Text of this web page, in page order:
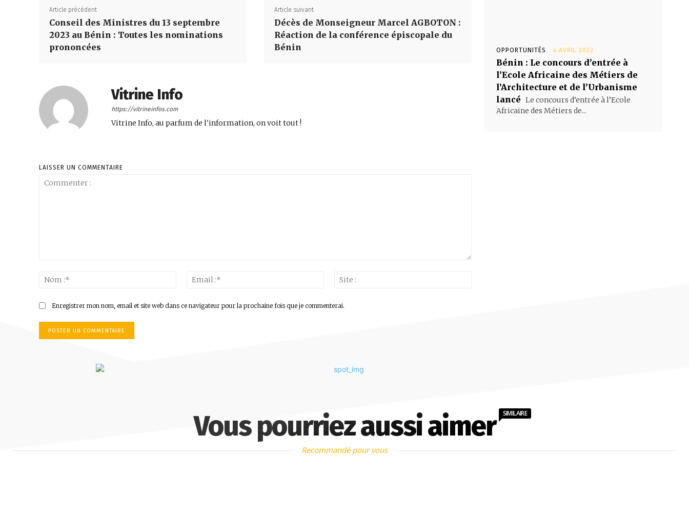
Article précédent
Conseil des Ministres du 13 septembre
2023 au Bénin : Toutes les nominations
prononcées
Article suivant
Décès de Monseigneur Marcel AGBOTON :
Réaction de la conférence épiscopale du
Bénin
Vitrine Info
https://vitrineinfos.com
Vitrine Info, au parfum de l'information, on voit tout !
LAISSER UN COMMENTAIRE
Email
Enregistrer mon nom, email et site web dans ce navigateur pour la prochaine fois que je commenterai.
OPPORTUNITÉS 4 AVRIL 2022
Bénin : Le concours d’entrée à
l’Ecole Africaine des Métiers de
l’Architecture et de l’Urbanisme
lancé Le concours d’entrée à l’Ecole
Africaine des Métiers de...
Vous pourriez aussi aimer SIMILAIRE
Recommandé pour vous